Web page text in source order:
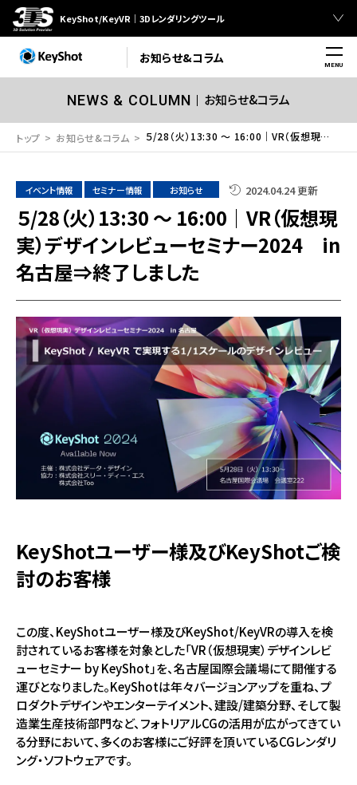
KeyShot/KeyVR｜3Dレンダリングツール
お知らせ&コラム MENU
NEWS & COLUMN お知らせ&コラム
トップ お知らせ&コラム ５/28（火）13:30 ～ 16:00｜VR（仮想現実）デザインレビューセミナー2024 in 名古屋⇒終了しました
イベント情報 セミナー情報 お知らせ 2024.04.24 更新
５/28（火）13:30 ～ 16:00｜VR（仮想現
実）デザインレビューセミナー2024 in
名古屋⇒終了しました
KeyShotユーザー様及びKeyShotご検
討のお客様
この度、KeyShotユーザー様及びKeyShot/KeyVRの導入を検
討されているお客様を対象とした「VR（仮想現実）デザインレビ
ューセミナー by KeyShot」を、名古屋国際会議場にて開催する
運びとなりました。KeyShotは年々バージョンアップを重ね、プ
ロダクトデザインやエンターテイメント、建設/建築分野、そして製
造業生産技術部門など、フォトリアルCGの活用が広がってきてい
る分野において、多くのお客様にご好評を頂いているCGレンダリ
ング・ソフトウェアです。